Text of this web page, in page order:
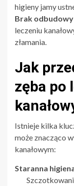
higieny jamy
Brak
leczeniu
złamania.
Jak
zęba po
Istnieje kilka
może znacząco
kanałowym:
Staranna